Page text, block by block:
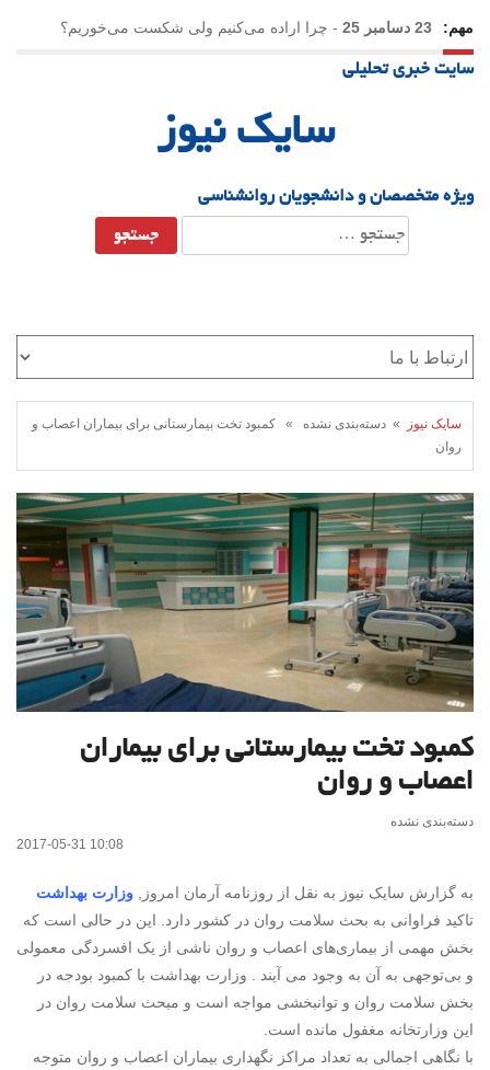
مهم: 23 دسامبر 25 - چرا اراده می‌کنیم ولی شکست می‌خوریم؟
21 دسامبر 25
سایت خبری تحلیلی
سایک نیوز
ویژه متخصصان و دانشجویان روانشناسی
جستجو
برای:
سایک نیوز
» دسته‌بندی نشده » کمبود تخت بیمارستانی برای بیماران اعصاب و
روان
کمبود تخت بیمارستانی برای بیماران
اعصاب و روان
دسته‌بندی نشده
2017-05-31 10:08
به گزارش سایک نیوز به نقل از روزنامه آرمان امروز, وزارت بهداشت
تاکید فراوانی به بحث سلامت روان در کشور دارد. این در حالی است که
بخش مهمی از بیماری‌های اعصاب و روان ناشی از یک افسردگی معمولی
و بی‌توجهی به آن به وجود می آیند . وزارت بهداشت با کمبود بودجه در
بخش سلامت روان و توانبخشی مواجه است و مبحث سلامت روان در
این وزارتخانه مغفول مانده‌ است.
با نگاهی اجمالی به تعداد مراکز نگهداری بیماران اعصاب و روان متوجه